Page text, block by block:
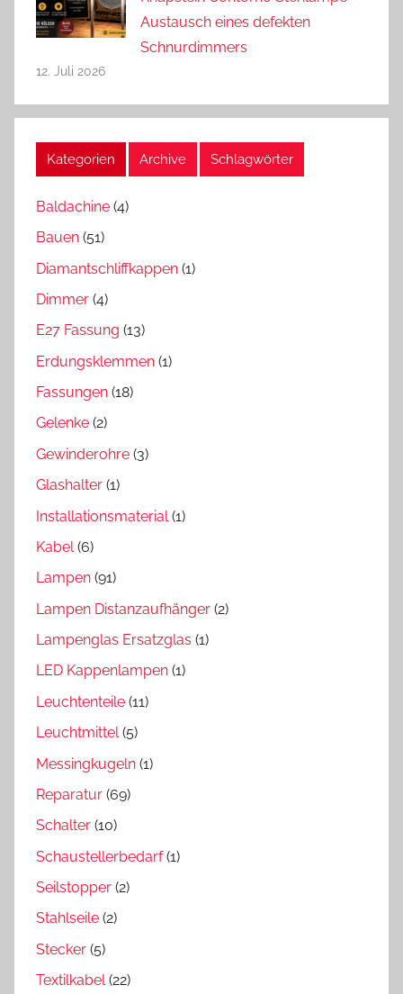
Austausch eines defekten
Schnurdimmers
12. Juli 2026
Kategorien Archive Schlagwörter
Baldachine (4)
Bauen (51)
Diamantschliffkappen (1)
Dimmer (4)
E27 Fassung (13)
Erdungsklemmen (1)
Fassungen (18)
Gelenke (2)
Gewinderohre (3)
Glashalter (1)
Installationsmaterial (1)
Kabel (6)
Lampen (91)
Lampen Distanzaufhänger (2)
Lampenglas Ersatzglas (1)
LED Kappenlampen (1)
Leuchtenteile (11)
Leuchtmittel(5)
Messingkugeln (1)
Reparatur (69)
Schalter (10)
Schaustellerbedarf(1)
Seilstopper (2)
Stahlseile (2)
Stecker (5)
Textilkabel(22)